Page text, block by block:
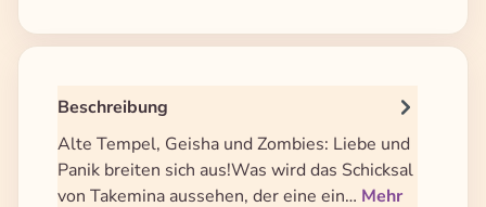
Beschreibung
Alte Tempel, Geisha und Zombies: Liebe und
Panik breiten sich aus!Was wird das Schicksal
von Takemina aussehen, der eine ein… Mehr